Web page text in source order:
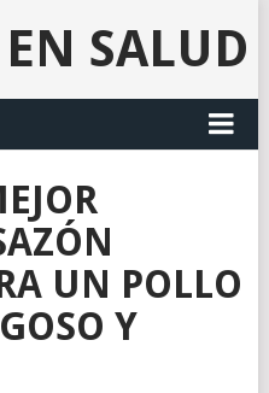
SALUD
UN POLLO
Y